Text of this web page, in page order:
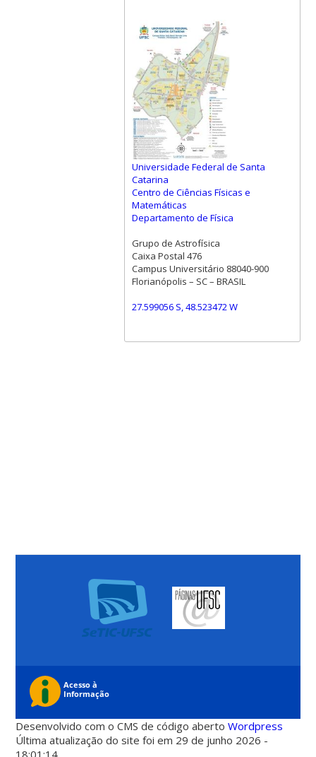
Universidade Federal de Santa
Catarina
Centro de Ciências Físicas e
Matemáticas
Departamento de Física
Grupo de Astrofísica
Caixa Postal 476
Campus Universitário 88040-900
Florianópolis – SC – BRASIL
27.599056 S, 48.523472 W
Desenvolvido com o CMS de código abertoWordpress
Última atualização do site foi em 29 de junho 2026 -
18:01:14